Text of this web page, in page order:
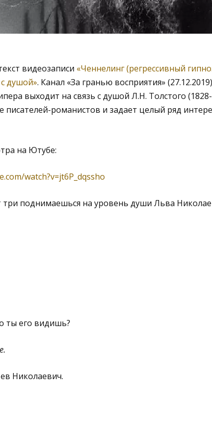
видеозаписи «Ченнелинг (регрессивный
душой». Канал «За гранью восприятия»
выходит на связь с душой Л.Н. Толстого
писателей-романистов и задает целый ряд
на Ютубе:
watch?v=jt6P_dqssho
три поднимаешься на уровень души Льва
ты его видишь?
Николаевич.